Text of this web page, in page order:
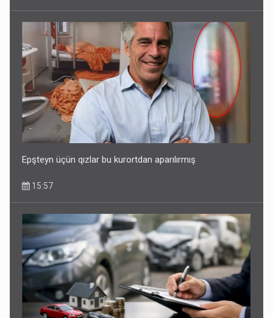
Epşteyn üçün qızlar bu kurortdan aparılırmış
15:57